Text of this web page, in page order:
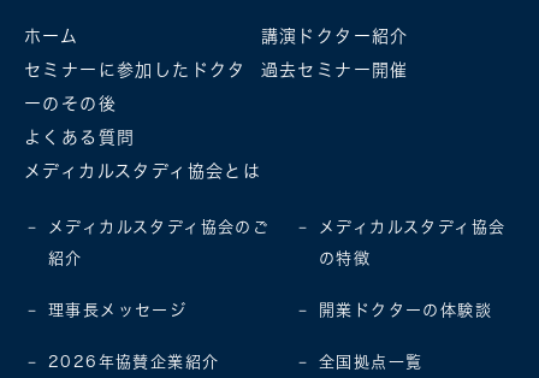
ホーム
講演ドクター紹介
セミナーに参加したドクタ
ーのその後
過去セミナー開催
よくある質問
メディカルスタディ協会とは
メディカルスタディ協会のご
紹介
メディカルスタディ協会
の特徴
理事長メッセージ 開業ドクターの体験談
2026年協賛企業紹介 全国拠点一覧